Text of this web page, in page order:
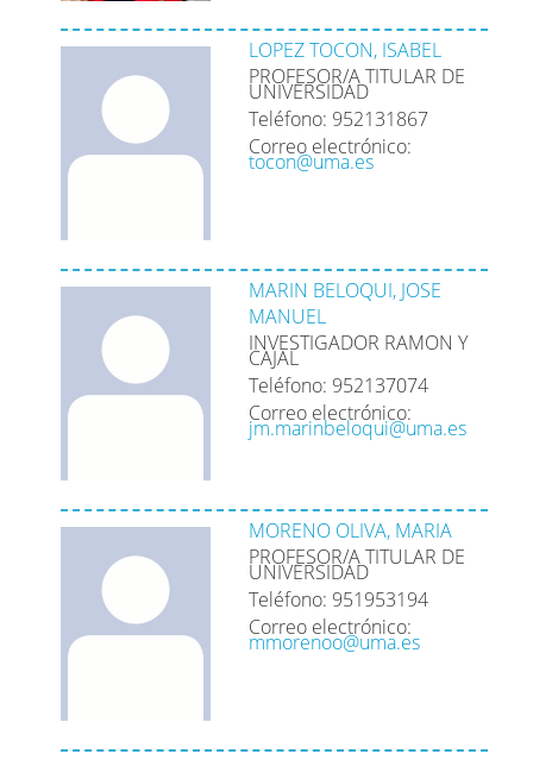
LOPEZ TOCON, ISABEL
PROFESOR/A TITULAR DE
UNIVERSIDAD
Teléfono: 952131867
Correo electrónico:
tocon@uma.es
MARIN BELOQUI, JOSE
MANUEL
INVESTIGADOR RAMON Y
CAJAL
Teléfono: 952137074
Correo electrónico:
jm.marinbeloqui@uma.es
MORENO OLIVA, MARIA
PROFESOR/A TITULAR DE
UNIVERSIDAD
Teléfono: 951953194
Correo electrónico:
mmorenoo@uma.es